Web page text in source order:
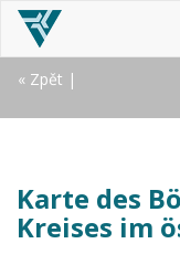
« Zpět |
Karte des
Kreises im